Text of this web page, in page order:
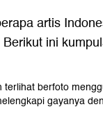
artis
ini
terlihat berfoto
gayanya